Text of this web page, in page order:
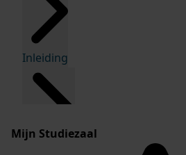
Inleiding
Mijn Studiezaal